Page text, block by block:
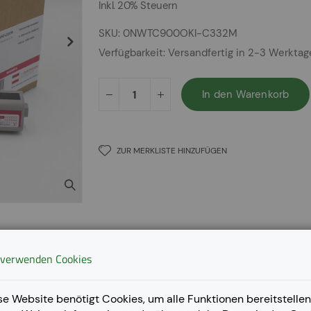
Inkl. 20% Steuern
SKU 0NWTC900OKI-C332M
Verfügbarkeit: Versandfertig in 2-3
In den Warenkorb
ZUR MERKLISTE HINZUFÜGEN
Cookies
Website benötigt Cookies, um alle Funktionen